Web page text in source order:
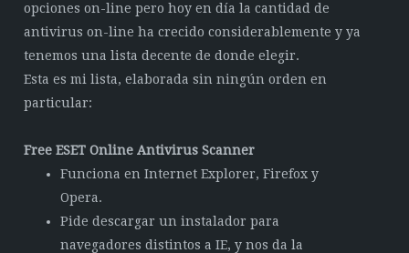
opciones on-line pero hoy en día la cantidad de
antivirus on-line ha crecido considerablemente y ya
tenemos una lista decente de donde elegir.
Esta es mi lista, elaborada sin ningún orden en
particular:
Free ESET Online Antivirus Scanner
Funciona en Internet Explorer, Firefox y
Opera.
Pide descargar un instalador para
navegadores distintos a IE, y nos da la